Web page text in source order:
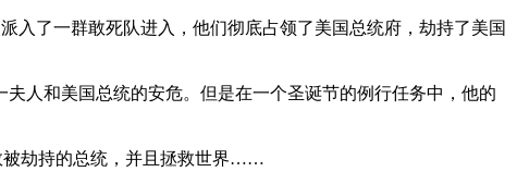
了一群敢死队进入，他们彻底占领了美国总统府，劫持了美国
人和美国总统的安危。但是在一个圣诞节的例行任务中，他的
被劫持的总统，并且拯救世界……